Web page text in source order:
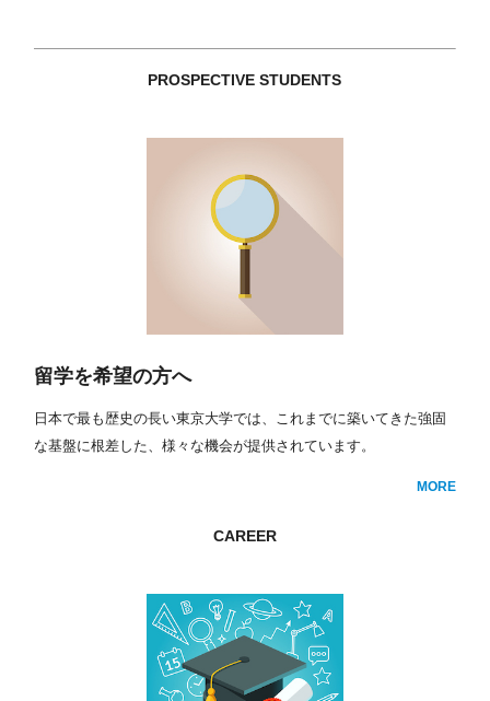
PROSPECTIVE STUDENTS
留学を希望の方へ
日本で最も歴史の長い東京大学では、これまでに築いてきた強固
な基盤に根差した、様々な機会が提供されています。
MORE
CAREER